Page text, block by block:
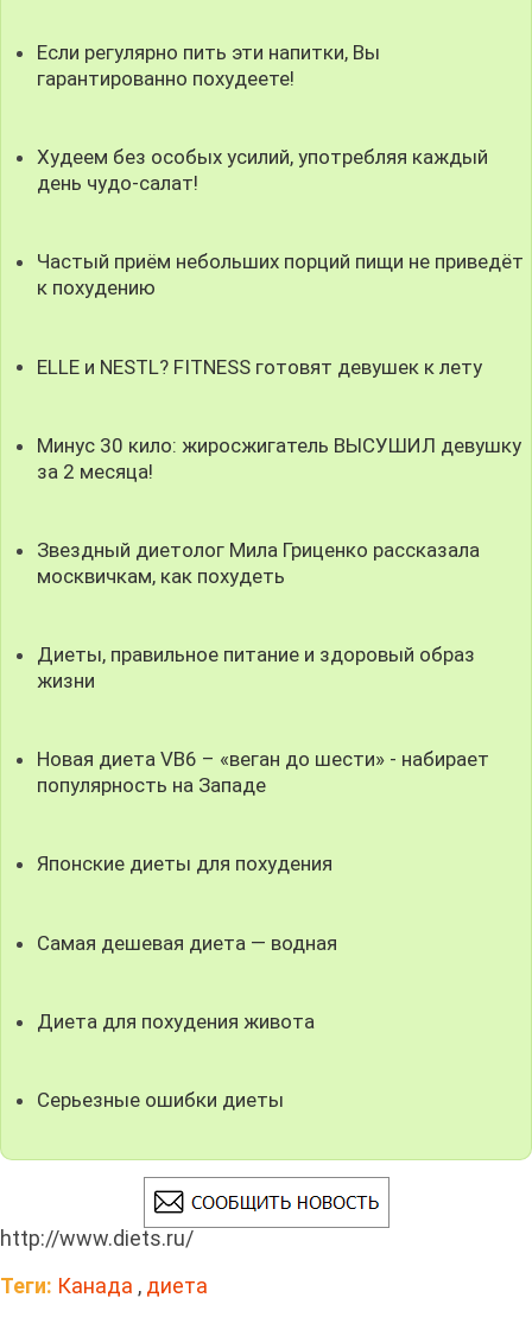
Если регулярно пить эти напитки, Вы
гарантированно похудеете!
Худеем без особых усилий, употребляя каждый
день чудо-салат!
Частый приём небольших порций пищи не приведёт
к похудению
ELLE и NESTL? FITNESS готовят девушек к лету
Минус 30 кило: жиросжигатель ВЫСУШИЛ девушку
за 2 месяца!
Звездный диетолог Мила Гриценко рассказала
москвичкам, как похудеть
Диеты, правильное питание и здоровый образ
жизни
Новая диета VB6 – «веган до шести» - набирает
популярность на Западе
Японские диеты для похудения
Самая дешевая диета — водная
Диета для похудения живота
Серьезные ошибки диеты
http://www.diets.ru/
Теги: Канада , диета